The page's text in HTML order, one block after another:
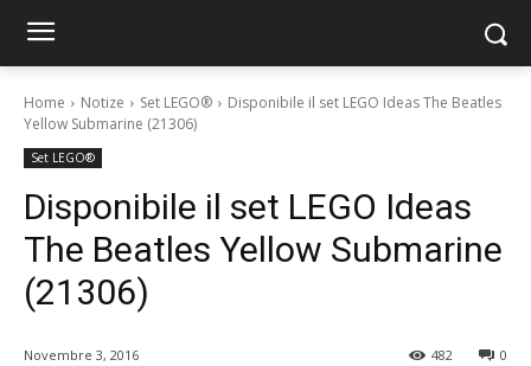
Home Notize Set LEGO®
Disponibile il set LEGO Ideas The Beatles
Yellow Submarine (21306)
Set LEGO®
Disponibile il set LEGO Ideas
The Beatles Yellow Submarine
(21306)
Novembre 3, 2016 0
482